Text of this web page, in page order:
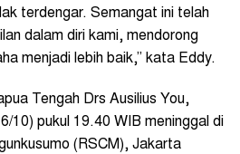
terdengar. Semangat ini telah
dalam diri kami, mendorong
menjadi lebih baik,” kata Eddy.
Tengah Drs Ausilius You,
10) pukul 19.40 WIB meninggal di
(RSCM), Jakarta